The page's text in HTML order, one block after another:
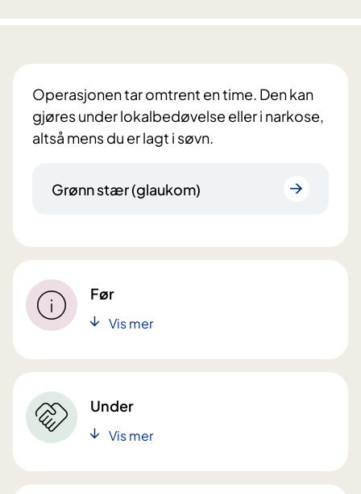
Operasjonen tar omtrent en time. Den kan
gjøres under lokalbedøvelse eller i narkose,
altså mens du er lagt i søvn.
Grønn stær (glaukom)
Før
Vis mer
Under
Vis mer